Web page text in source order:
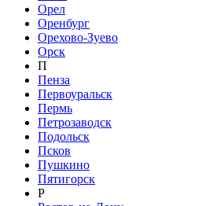
Орел
Оренбург
Орехово-Зуево
Орск
П
Пенза
Первоуральск
Пермь
Петрозаводск
Подольск
Псков
Пушкино
Пятигорск
Р